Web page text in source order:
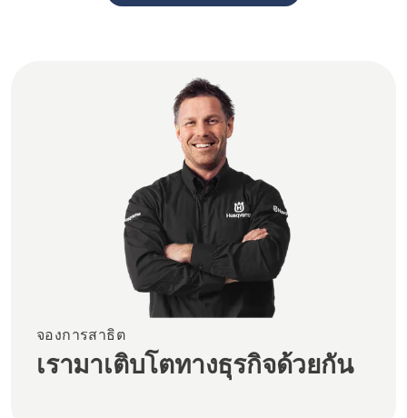
จองการสาธิต
เรามาเติบโตทางธุรกิจด้วยกัน